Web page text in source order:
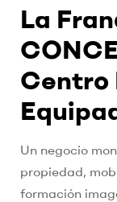
La
Centro
Un negocio
propiedad,
formación